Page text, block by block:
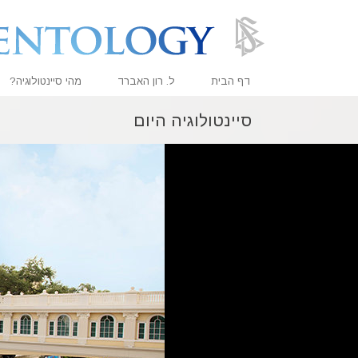
דף הבית ל. רון האברד מהי סיינטולוגיה?
עיקרי האמונה
מה סיינטולוגים
העקרונות
מבוא לדיאנטיקה
אהבה ושנאה –
מהי גדוּלה?
סיינטולוגיה היום